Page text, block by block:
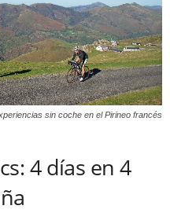
sin coche en el Pirineo francés
4 días en 4